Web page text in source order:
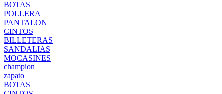
BOTAS
POLLERA
PANTALON
CINTOS
BILLETERAS
SANDALIAS
MOCASINES
champion
zapato
BOTAS